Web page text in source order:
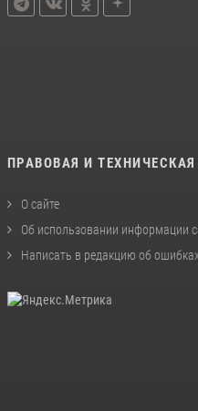
ПРАВОВАЯ И
О сайте
Об использовании информации
Написать в редакцию об